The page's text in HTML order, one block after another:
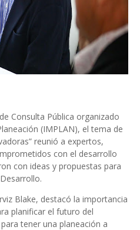
Consulta Pública organizado
(IMPLAN), el tema de
reunió a expertos,
con el desarrollo
con ideas y propuestas para
Blake, destacó la importancia
planificar el futuro del
tener una planeación a